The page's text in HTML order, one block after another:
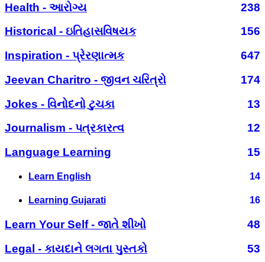
Health - આરોગ્ય
238
Historical - ઇતિહાસવિષયક
156
Inspiration - પ્રેરણાત્મક
647
Jeevan Charitro - જીવન ચરિત્રો
174
Jokes - વિનોદનો ટુચકા
13
Journalism - પત્રકારત્વ
12
Language Learning
15
Learn English 14
Learning Gujarati 16
Learn Your Self - જાતે શીખો
48
Legal - કાયદાને લગતા પુસ્તકો
53